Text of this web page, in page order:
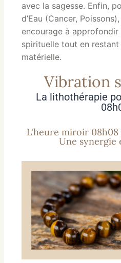
avec la sagesse. Enfin,
d’Eau (Cancer,
encourage à approfondir
spirituelle tout en
matérielle.
Vibration
La lithothérapie
L'heure miroir
Une synergie